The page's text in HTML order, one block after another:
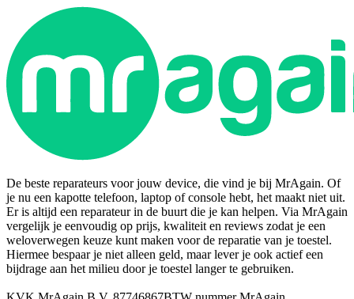
De beste reparateurs voor jouw device, die vind je bij MrAgain. Of
je nu een kapotte telefoon, laptop of console hebt, het maakt niet uit.
Er is altijd een reparateur in de buurt die je kan helpen. Via MrAgain
vergelijk je eenvoudig op prijs, kwaliteit en reviews zodat je een
weloverwegen keuze kunt maken voor de reparatie van je toestel.
Hiermee bespaar je niet alleen geld, maar lever je ook actief een
bijdrage aan het milieu door je toestel langer te gebruiken.